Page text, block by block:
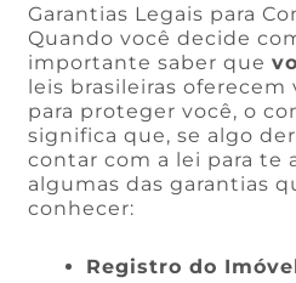
Garantias Legais para
Quando você decide
importante saber que
leis brasileiras oferecem
para proteger você, o
significa que, se algo
contar com a lei para te
algumas das garantias
conhecer:
Registro do Imóvel